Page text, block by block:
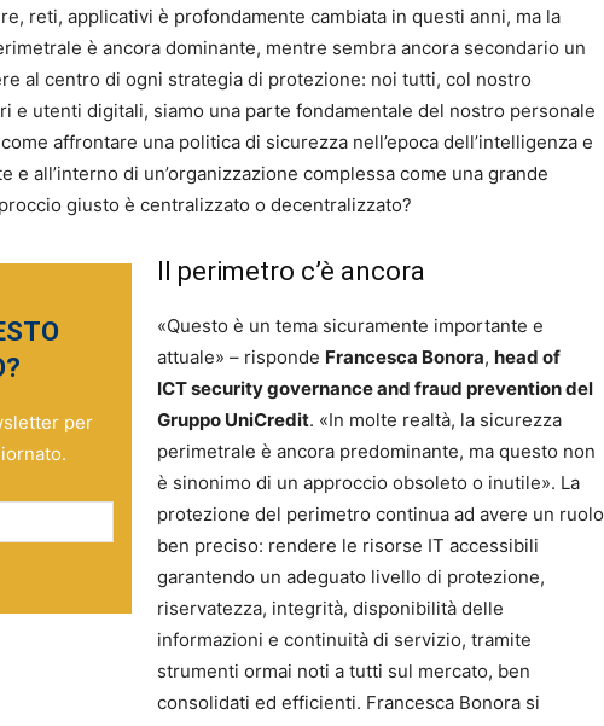
reti, applicativi è profondamente cambiata in questi anni, ma la
è ancora dominante, mentre sembra ancora secondario un
al centro di ogni strategia di protezione: noi tutti, col nostro
e utenti digitali, siamo una parte fondamentale del nostro personale
affrontare una politica di sicurezza nell’epoca dell’intelligenza e
all’interno di un’organizzazione complessa come una grande
giusto è centralizzato o decentralizzato?
per
Il perimetro c’è ancora
«Questo è un tema sicuramente importante e
attuale» – risponde Francesca Bonora, head of
ICT security governance and fraud prevention del
Gruppo UniCredit. «In molte realtà, la sicurezza
perimetrale è ancora predominante, ma questo non
è sinonimo di un approccio obsoleto o inutile». La
protezione del perimetro continua ad avere un ruolo
ben preciso: rendere le risorse IT accessibili
garantendo un adeguato livello di protezione,
riservatezza, integrità, disponibilità delle
informazioni e continuità di servizio, tramite
strumenti ormai noti a tutti sul mercato, ben
consolidati ed efficienti. Francesca Bonora si